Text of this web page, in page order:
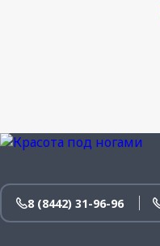
8 (8442) 31-96-96